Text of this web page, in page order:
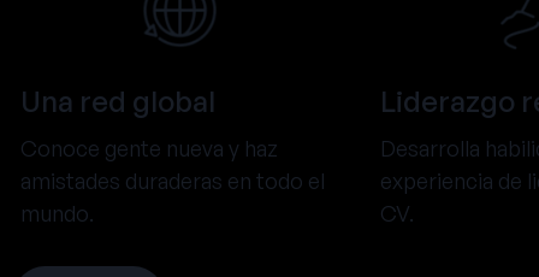
Una red global
Conoce gente nueva y haz
amistades duraderas en todo el
mundo.
Liderazgo
Desarrolla
experiencia de
CV.